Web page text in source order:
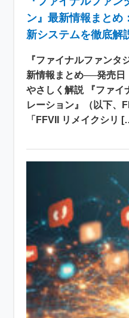
ン』最新情報まとめ
新システムを徹底解
『ファイナルファンタ
新情報まとめ──発売日
やさしく解説 『ファイ
レーション』（以下、
「FFVII リメイクシリ